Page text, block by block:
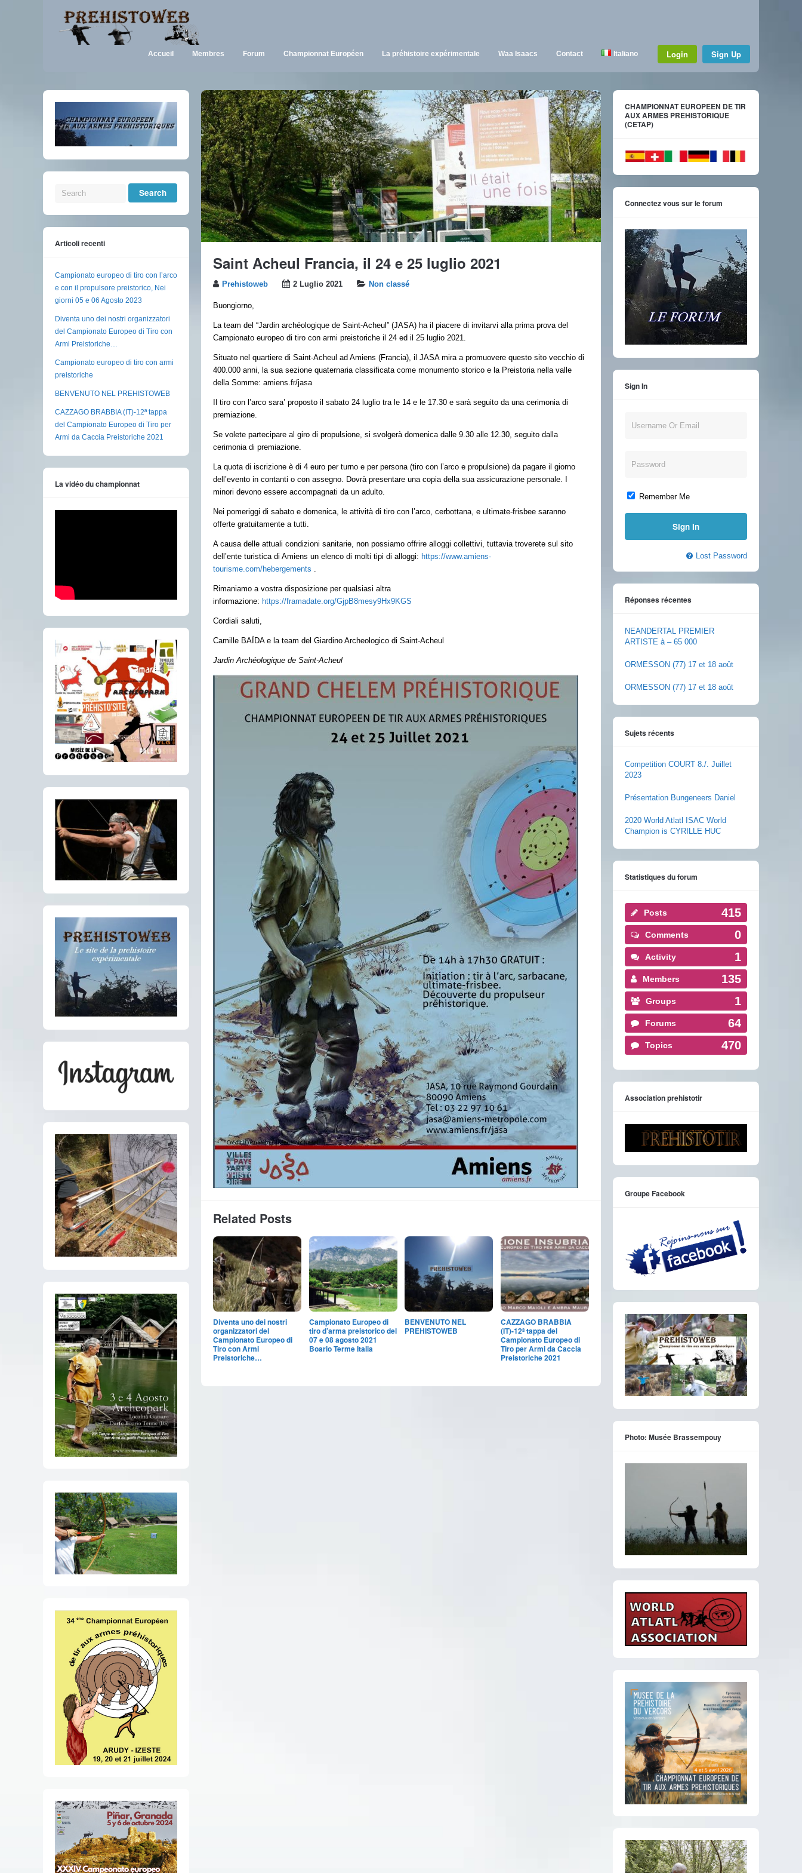
Accueil Membres Forum Championnat Européen La préhistoire expérimentale Waa Isaacs Contact Italiano Login Sign Up
Saint Acheul Francia, il 24 e 25 luglio 2021
Prehistoweb 2 Luglio 2021 Non classé
Buongiorno,
La team del “Jardin archéologique de Saint-Acheul” (JASA) ha il piacere di invitarvi alla prima prova del
Campionato europeo di tiro con armi preistoriche il 24 ed il 25 luglio 2021.
Situato nel quartiere di Saint-Acheul ad Amiens (Francia), il JASA mira a promuovere questo sito vecchio di
400.000 anni, la sua sezione quaternaria classificata come monumento storico e la Preistoria nella valle
della Somme: amiens.fr/jasa
Il tiro con l’arco sara’ proposto il sabato 24 luglio tra le 14 e le 17.30 e sarà seguito da una cerimonia di
premiazione.
Se volete partecipare al giro di propulsione, si svolgerà domenica dalle 9.30 alle 12.30, seguito dalla
cerimonia di premiazione.
La quota di iscrizione è di 4 euro per turno e per persona (tiro con l’arco e propulsione) da pagare il giorno
dell’evento in contanti o con assegno. Dovrà presentare una copia della sua assicurazione personale. I
minori devono essere accompagnati da un adulto.
Nei pomeriggi di sabato e domenica, le attività di tiro con l’arco, cerbottana, e ultimate-frisbee saranno
offerte gratuitamente a tutti.
A causa delle attuali condizioni sanitarie, non possiamo offrire alloggi collettivi, tuttavia troverete sul sito
dell’ente turistica di Amiens un elenco di molti tipi di alloggi: https://www.amiens-
tourisme.com/hebergements .
Rimaniamo a vostra disposizione per qualsiasi altra
informazione: https://framadate.org/GjpB8mesy9Hx9KGS
Cordiali saluti,
Camille BAÏDA e la team del Giardino Archeologico di Saint-Acheul
Jardin Archéologique de Saint-Acheul
Related Posts
Diventa uno dei nostri
organizzatori del
Campionato Europeo di
Tiro con Armi
Preistoriche…
Campionato Europeo di
tiro d’arma preistorico del
07 e 08 agosto 2021
Boario Terme Italia
BENVENUTO NEL
PREHISTOWEB
CAZZAGO BRABBIA
(IT)-12ª tappa del
Campionato Europeo di
Tiro per Armi da Caccia
Preistoriche 2021
Articoli recenti
Campionato europeo di tiro con l’arco
e con il propulsore preistorico, Nei
giorni 05 e 06 Agosto 2023
Diventa uno dei nostri organizzatori
del Campionato Europeo di Tiro con
Armi Preistoriche…
Campionato europeo di tiro con armi
preistoriche
BENVENUTO NEL PREHISTOWEB
CAZZAGO BRABBIA (IT)-12ª tappa
del Campionato Europeo di Tiro per
Armi da Caccia Preistoriche 2021
La vidéo du championnat
CHAMPIONNAT EUROPEEN DE TIR
AUX ARMES PREHISTORIQUE
(CETAP)
Connectez vous sur le forum
Sign In
Remember Me
Lost Password
Réponses récentes
NEANDERTAL PREMIER
ARTISTE à – 65 000
ORMESSON (77) 17 et 18 août
ORMESSON (77) 17 et 18 août
Sujets récents
Competition COURT 8./. Juillet
2023
Présentation Bungeneers Daniel
2020 World Atlatl ISAC World
Champion is CYRILLE HUC
Statistiques du forum
Posts 415
Comments 0
Activity 1
Members 135
Groups 1
Forums 64
Topics 470
Association prehistotir
Groupe Facebook
Photo: Musée Brassempouy